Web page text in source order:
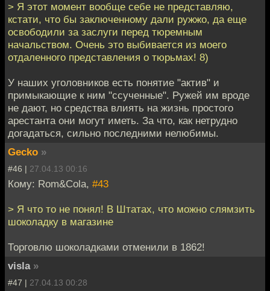
> Я этот момент вообще себе не представляю,
кстати, что бы заключенному дали ружжо, да еще
освободили за заслуги перед тюремным
начальством. Очень это выбивается из моего
отдаленного представления о тюрьмах! 8)
У наших уголовников есть понятие "актив" и
примыкающие к ним "ссученные". Ружей им вроде
не дают, но средства влиять на жизнь простого
арестанта они могут иметь. За что, как нетрудно
догадаться, сильно последними нелюбимы.
Gecko »
#46 | 27.04.13 00:16
Кому: Rom&Cola, #43
> Я что то не понял! В Штатах, что можно слямзить
шоколадку в магазине
Торговлю шоколадками отменили в 1862!
visla »
#47 | 27.04.13 00:28